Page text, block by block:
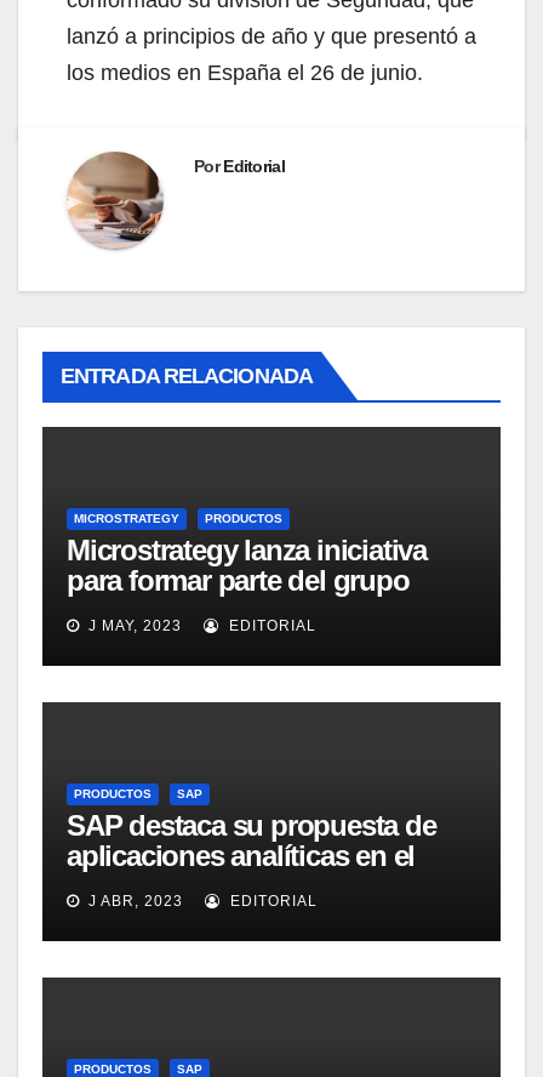
lanzó a principios de año y que presentó a
los medios en España el 26 de junio.
PorEditorial
ENTRADA RELACIONADA
MICROSTRATEGY PRODUCTOS
Microstrategy lanza iniciativa
para formar parte del grupo
MicroStrategy Business
Intelligence Group en LinkedIn
J MAY, 2023 EDITORIAL
PRODUCTOS SAP
SAP destaca su propuesta de
aplicaciones analíticas en el
mercado español
J ABR, 2023 EDITORIAL
PRODUCTOS SAP